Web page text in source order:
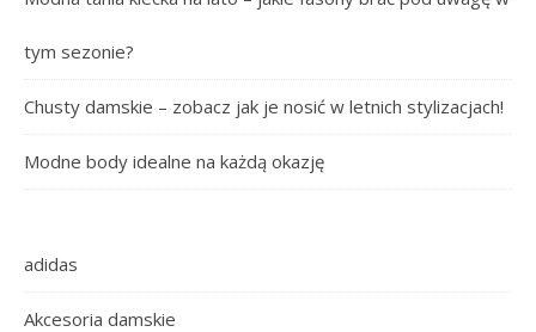
tym sezonie?
Chusty damskie – zobacz jak je nosić w letnich stylizacjach!
Modne body idealne na każdą okazję
adidas
Akcesoria damskie